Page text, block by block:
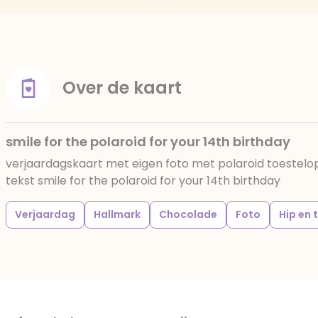
Over de kaart
smile for the polaroid for your 14th birthday
verjaardagskaart met eigen foto met polaroid
tekst smile for the polaroid for your 14th birthday
Verjaardag Hallmark Chocolade Foto Hip en